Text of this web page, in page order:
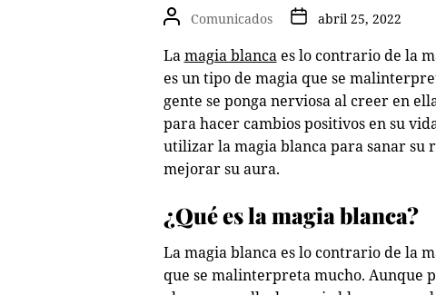
Comunicados abril 25, 2022
Lamagia blancaes lo contrario de la
es un tipo de magia que se
gente se ponga nerviosa al creer en
para hacer cambios positivos en su
utilizar la magia blanca para sanar
mejorar su aura.
¿Qué es la magia blanca?
La magia blanca es lo contrario de la
que se malinterpreta mucho. Aunque